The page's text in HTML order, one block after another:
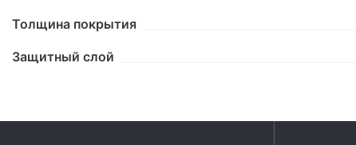
Толщина покрытия
Защитный слой